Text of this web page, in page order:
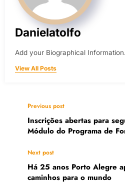
Danielatolfo
Add your Biographical Information.
View All Posts
Previous post
Inscrições abertas para
Módulo do Programa de
Next post
Há 25 anos Porto Alegre
caminhos para o mundo